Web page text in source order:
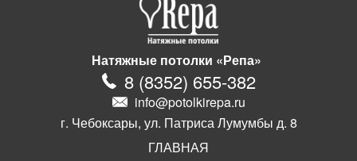
Натяжные потолки «Репа»
8 (8352) 655-382
info@potolkirepa.ru
г. Чебоксары, ул. Патриса Лумумбы д. 8
ГЛАВНАЯ